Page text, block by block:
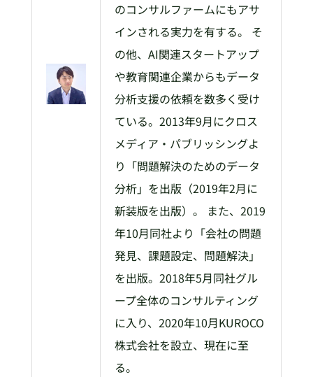
のコンサルファームにもアサ
インされる実力を有する。 そ
の他、AI関連スタートアップ
や教育関連企業からもデータ
分析支援の依頼を数多く受け
ている。2013年9月にクロス
メディア・パブリッシングよ
り「問題解決のためのデータ
分析」を出版（2019年2月に
新装版を出版）。 また、2019
年10月同社より「会社の問題
発見、課題設定、問題解決」
を出版。2018年5月同社グル
ープ全体のコンサルティング
に入り、2020年10月KUROCO
株式会社を設立、現在に至
る。